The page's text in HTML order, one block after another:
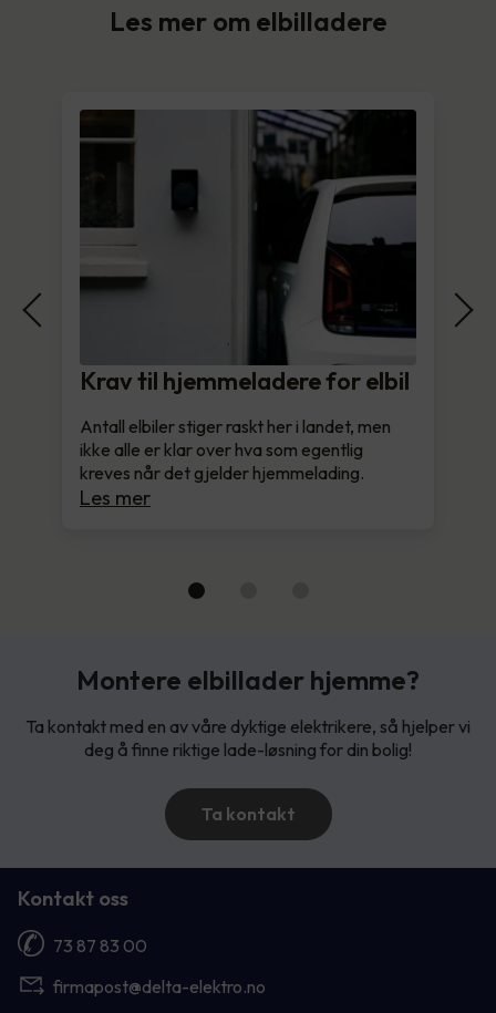
Les mer om elbilladere
Krav til hjemmeladere for elbil
Antall elbiler stiger raskt her i landet, men
ikke alle er klar over hva som egentlig
kreves når det gjelder hjemmelading.
Les mer
Montere elbillader hjemme?
Ta kontakt med en av våre dyktige elektrikere, så hjelper vi
deg å finne riktige lade-løsning for din bolig!
Ta kontakt
Kontakt oss
73 87 83 00
firmapost@delta-elektro.no